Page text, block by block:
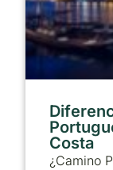
Costa
¿Camino